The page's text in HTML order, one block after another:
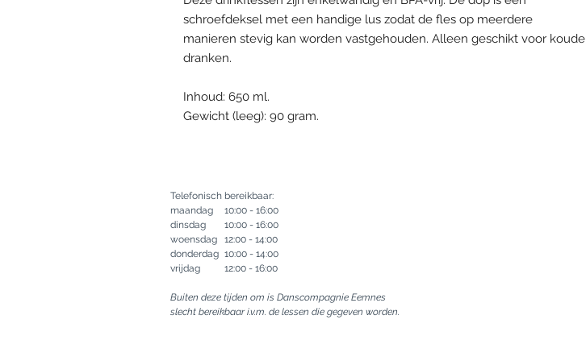
schroefdeksel met een handige lus zodat de fles op meerdere
manieren stevig kan worden vastgehouden. Alleen geschikt voor koude
dranken.
Inhoud: 650 ml.
Gewicht (leeg): 90 gram.
Telefonisch bereikbaar:
maandag
dinsdag
woensdag
donderdag
vrijdag
Buiten deze tijden om is Danscompagnie Eemnes
slecht bereikbaar i.v.m. de lessen die gegeven worden.
10:00 - 16:00
10:00 - 16:00
12:00 - 14:00
10:00 - 14:00
12:00 - 16:00